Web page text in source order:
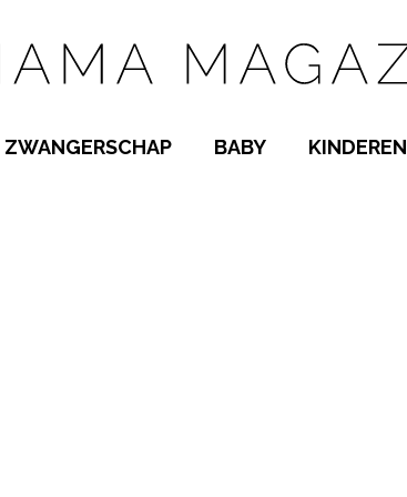
ZWANGERSCHAP BABY KINDEREN